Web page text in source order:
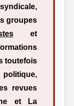
groupes
et
toutefois
revues
et La